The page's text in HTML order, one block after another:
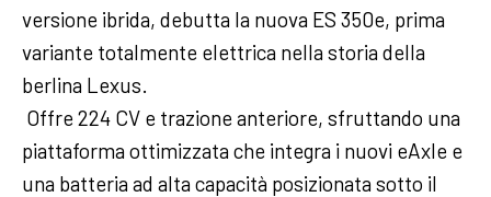
versione ibrida, debutta la nuova ES 350e, prima
variante totalmente elettrica nella storia della
berlina Lexus.
Offre 224 CV e trazione anteriore, sfruttando una
piattaforma ottimizzata che integra i nuovi eAxle e
una batteria ad alta capacità posizionata sotto il